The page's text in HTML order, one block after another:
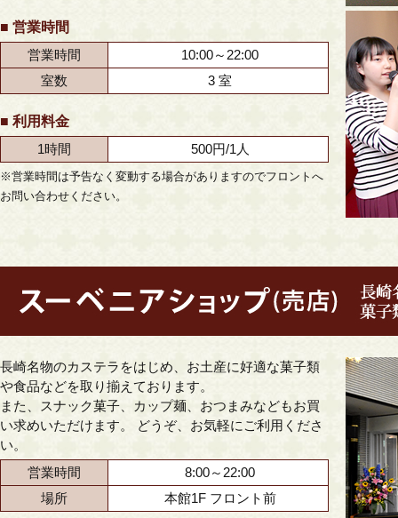
■ 営業時間
営業時間
10:00～22:00
室数
3 室
■ 利用料金
1時間
500円/1人
※営業時間は予告なく変動する場合がありますのでフロントへ
お問い合わせください。
長崎名物のカステラをはじめ、お土産に好適な菓子類
や食品などを取り揃えております。
また、スナック菓子、カップ麺、おつまみなどもお買
い求めいただけます。 どうぞ、お気軽にご利用くださ
い。
営業時間
8:00～22:00
場所
本館1F フロント前